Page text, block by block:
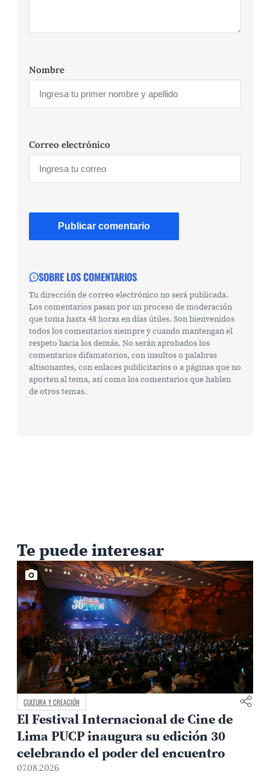
Nombre
Correo electrónico
SOBRE LOS COMENTARIOS
Tu dirección de correo electrónico no será publicada.
Los comentarios pasan por un proceso de moderación
que toma hasta 48 horas en días útiles. Son bienvenidos
todos los comentarios siempre y cuando mantengan el
respeto hacia los demás. No serán aprobados los
comentarios difamatorios, con insultos o palabras
altisonantes, con enlaces publicitarios o a páginas que no
aporten al tema, así como los comentarios que hablen
de otros temas.
Te puede interesar
CULTURA Y CREACIÓN
El Festival Internacional de Cine de
Lima PUCP inaugura su edición 30
celebrando el poder del encuentro
07.08.2026